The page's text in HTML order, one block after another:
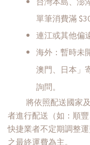
單筆消費滿
連江或其他偏
海外 ：暫時未
澳門、日本」
詢問。
將依照配送國家及
者進行配送（如：順
快捷業者不定期調整運
之最終運費為主。